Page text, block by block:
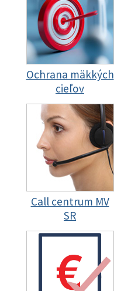
Ochrana mäkkých
cieľov
Call centrum MV
SR